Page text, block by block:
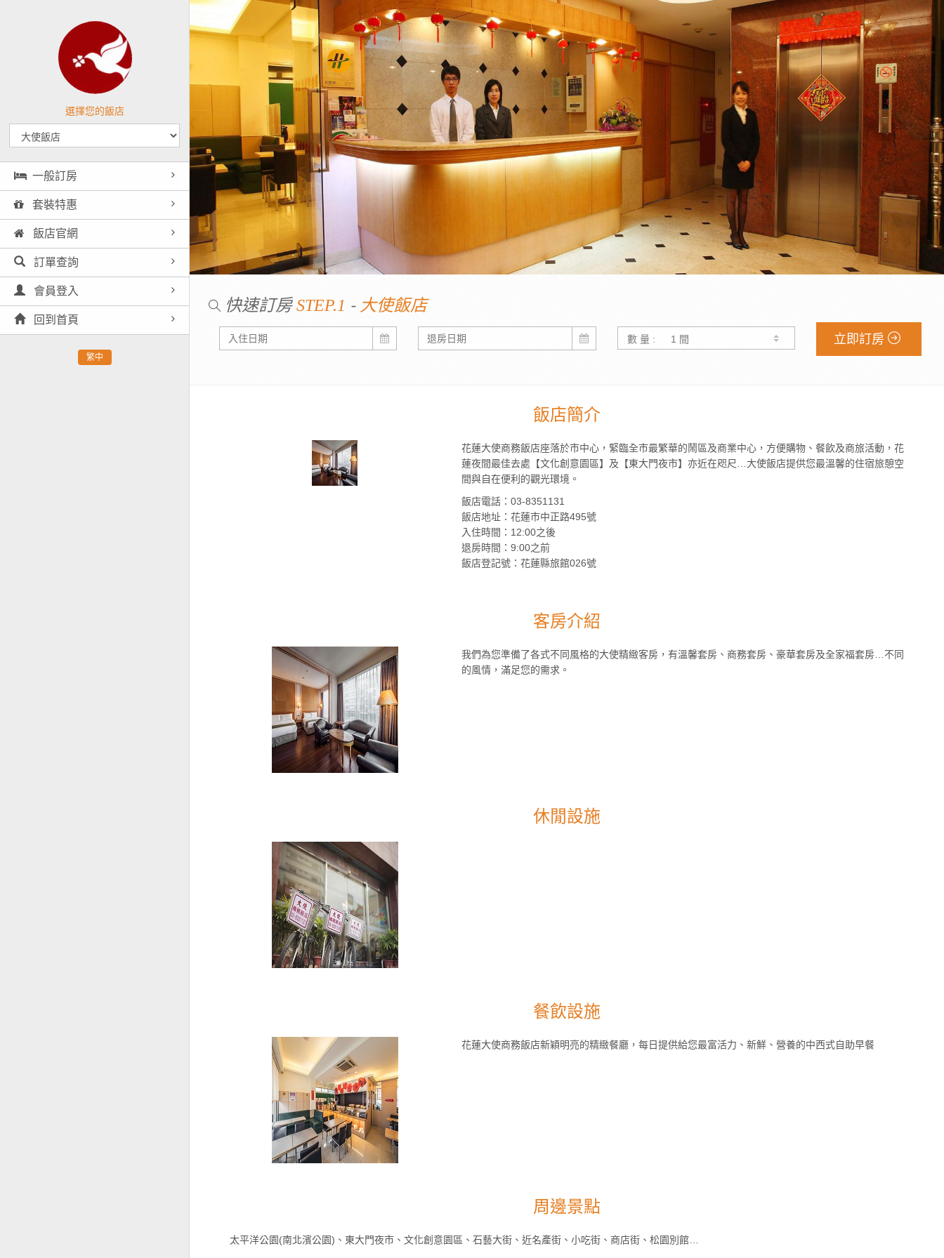
選擇您的飯店
一般訂房
套裝特惠
飯店官網
訂單查詢
會員登入
回到首頁
繁中
快速訂房STEP.1 - 大使飯店
數 量 : 立即訂房
飯店簡介
花蓮大使商務飯店座落於市中心，緊臨全市最繁華的鬧區及商業中心，方便購物、餐飲及商旅活動，花
蓮夜間最佳去處【文化創意園區】及【東大門夜市】亦近在咫尺…大使飯店提供您最溫馨的住宿旅憩空
間與自在便利的觀光環境。
飯店電話：03-8351131
飯店地址：花蓮市中正路495號
入住時間：12:00之後
退房時間：9:00之前
飯店登記號：花蓮縣旅館026號
客房介紹
我們為您準備了各式不同風格的大使精緻客房，有溫馨套房、商務套房、豪華套房及全家福套房…不同
的風情，滿足您的需求。
休閒設施
餐飲設施
花蓮大使商務飯店新穎明亮的精緻餐廳，每日提供給您最富活力、新鮮、營養的中西式自助早餐
周邊景點
太平洋公園(南北濱公園)、東大門夜市、文化創意園區、石藝大街、近名產街、小吃街、商店街、松園別館…